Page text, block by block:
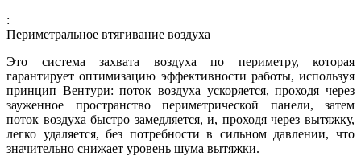
:
Периметральное втягивание воздуха
Это система захвата воздуха по периметру, которая
гарантирует оптимизацию эффективности работы, используя
принцип Вентури: поток воздуха ускоряется, проходя через
зауженное пространство периметрической панели, затем
поток воздуха быстро замедляется, и, проходя через вытяжку,
легко удаляется, без потребности в сильном давлении, что
значительно снижает уровень шума вытяжки.